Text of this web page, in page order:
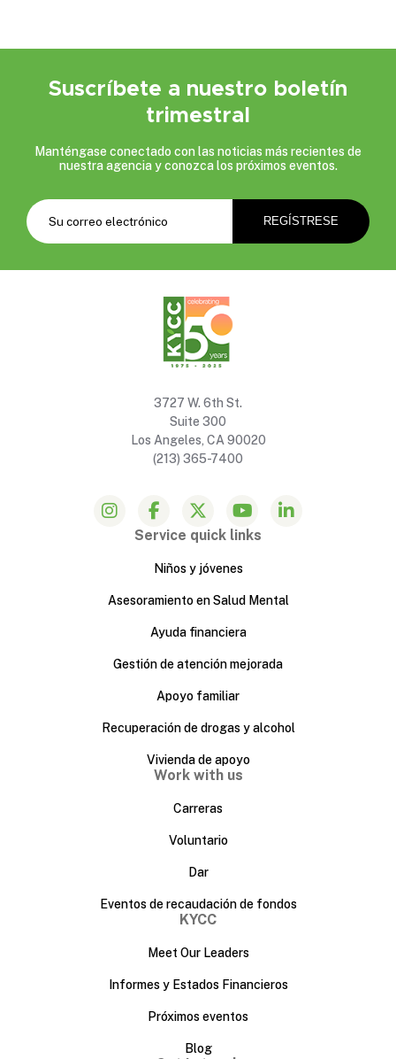
Suscríbete a nuestro boletín
trimestral
Manténgase conectado con las noticias más recientes de
nuestra agencia y conozca los próximos eventos.
3727 W. 6th St.
Suite 300
Los Angeles, CA 90020
(213) 365-7400
Service quick links
Niños y jóvenes
Asesoramiento en Salud Mental
Ayuda financiera
Gestión de atención mejorada
Apoyo familiar
Recuperación de drogas y alcohol
Vivienda de apoyo
Work with us
Carreras
Voluntario
Dar
Eventos de recaudación de fondos
KYCC
Meet Our Leaders
Informes y Estados Financieros
Próximos eventos
Blog